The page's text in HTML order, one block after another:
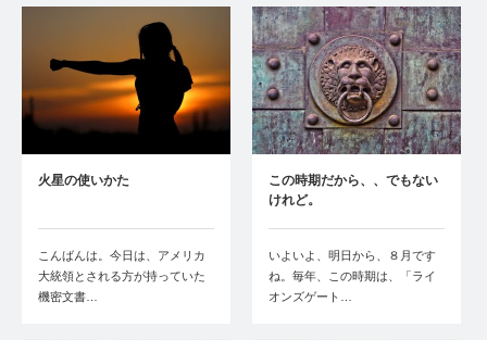
火星の使いかた
こんばんは。今日は、アメリカ
大統領とされる方が持っていた
機密文書…
この時期だから、、でもない
けれど。
いよいよ、明日から、８月です
ね。毎年、この時期は、「ライ
オンズゲート…